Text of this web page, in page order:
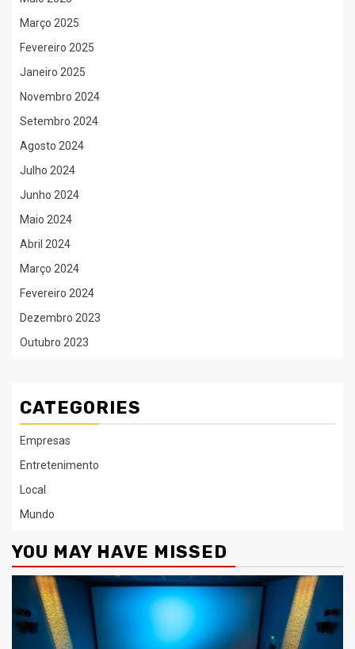
Março 2025
Fevereiro 2025
Janeiro 2025
Novembro 2024
Setembro 2024
Agosto 2024
Julho 2024
Junho 2024
Maio 2024
Abril 2024
Março 2024
Fevereiro 2024
Dezembro 2023
Outubro 2023
CATEGORIES
Empresas
Entretenimento
Local
Mundo
YOU MAY HAVE MISSED